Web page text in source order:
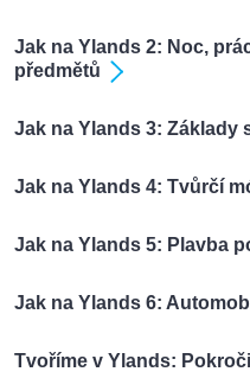
Jak na Ylands 2: Noc,
předmětů
Jak na Ylands 3: Základy
Jak na Ylands 4: Tvůrčí
Jak na Ylands 5: Plavba
Jak na Ylands 6:
Tvoříme v Ylands: